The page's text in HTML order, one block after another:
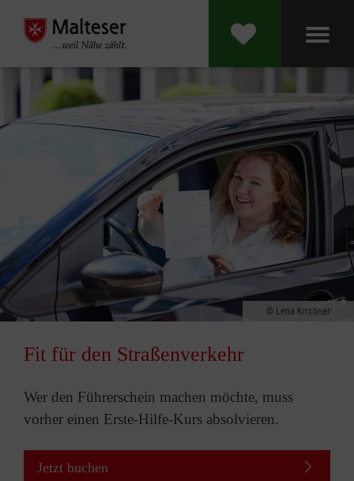
Lena Kirchner
Fit für den Straßenverkehr
Wer den Führerschein machen möchte, muss
vorher einen Erste-Hilfe-Kurs absolvieren.
Jetzt buchen